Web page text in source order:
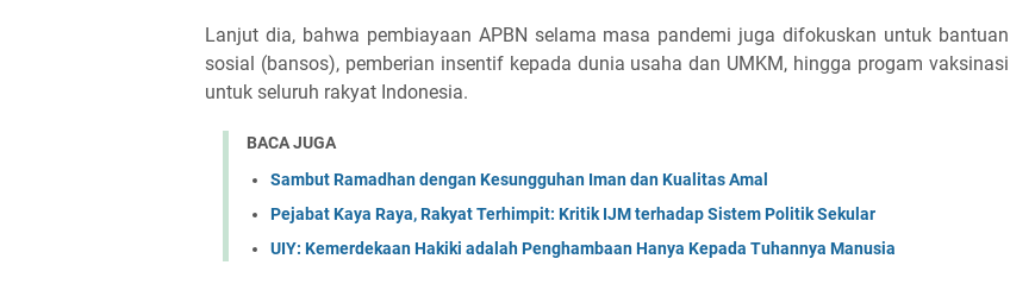
Lanjut dia, bahwa pembiayaan APBN selama masa pandemi juga difokuskan untuk bantuan
sosial (bansos), pemberian insentif kepada dunia usaha dan UMKM, hingga progam vaksinasi
untuk seluruh rakyat Indonesia.
BACA JUGA
Sambut Ramadhan dengan Kesungguhan Iman dan Kualitas Amal
Pejabat Kaya Raya, Rakyat Terhimpit: Kritik IJM terhadap Sistem Politik Sekular
UIY: Kemerdekaan Hakiki adalah Penghambaan Hanya Kepada Tuhannya Manusia